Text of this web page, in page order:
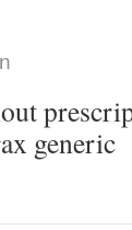
generic